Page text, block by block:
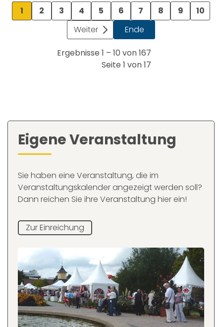
1 2 3 4 5 6 7 8 9
10
Weiter
Ende
Ergebnisse 1 – 10 von 167
Seite 1 von 17
Eigene Veranstaltung
Sie haben eine Veranstaltung, die im
Veranstaltungskalender angezeigt werden soll?
Dann reichen Sie ihre Veranstaltung hier ein!
Zur Einreichung